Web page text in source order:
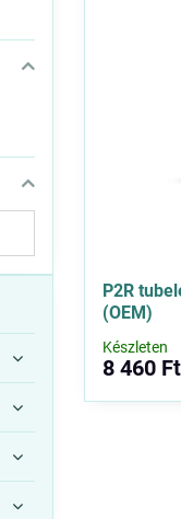
P2R
(OEM)
Készleten
8 460 Ft